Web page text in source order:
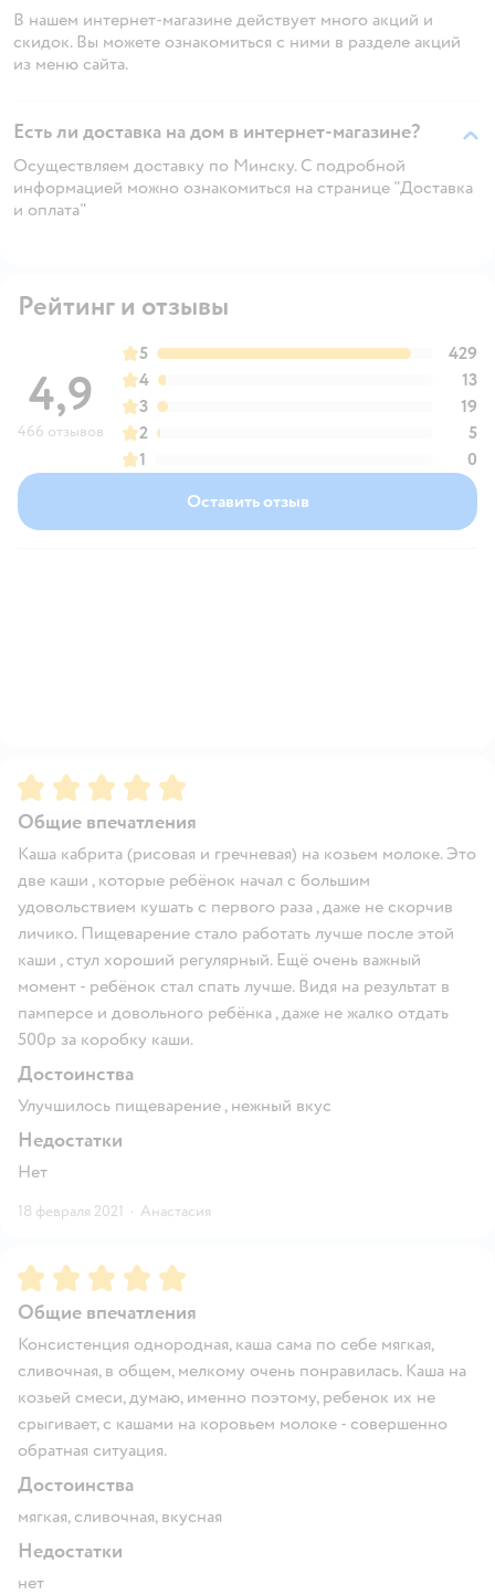
В нашем интернет-магазине действует много акций и
скидок. Вы можете ознакомиться с ними в разделе акций
из меню сайта.
Есть ли доставка на дом в интернет-магазине?
Осуществляем доставку по Минску. С подробной
информацией можно ознакомиться на странице "Доставка
и оплата"
Рейтинг и отзывы
4,9
466 отзывов
5
429
4
13
3
19
2
5
1
0
Оставить отзыв
Рейтинг:5
Общие впечатления
Каша кабрита (рисовая и гречневая) на козьем молоке. Это
две каши , которые ребёнок начал с большим
удовольствием кушать с первого раза , даже не скорчив
личико. Пищеварение стало работать лучше после этой
каши , стул хороший регулярный. Ещё очень важный
момент - ребёнок стал спать лучше. Видя на результат в
памперсе и довольного ребёнка , даже не жалко отдать
500р за коробку каши.
Достоинства
Улучшилось пищеварение , нежный вкус
Недостатки
Нет
18 февраля 2021 · Анастасия
Рейтинг:5
Общие впечатления
Консистенция однородная, каша сама по себе мягкая,
сливочная, в общем, мелкому очень понравилась. Каша на
козьей смеси, думаю, именно поэтому, ребенок их не
срыгивает, с кашами на коровьем молоке - совершенно
обратная ситуация.
Достоинства
мягкая, сливочная, вкусная
Недостатки
нет